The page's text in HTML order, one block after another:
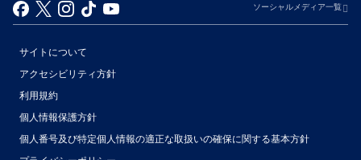
ソーシャルメディア一覧
サイトについて
アクセシビリティ方針
利用規約
個人情報保護方針
個人番号及び特定個人情報の適正な取扱いの確保に関する基本方針